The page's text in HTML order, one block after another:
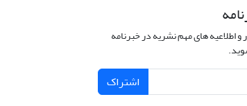
و اطلاعیه های مهم نشریه در خبرنامه
اشتراک